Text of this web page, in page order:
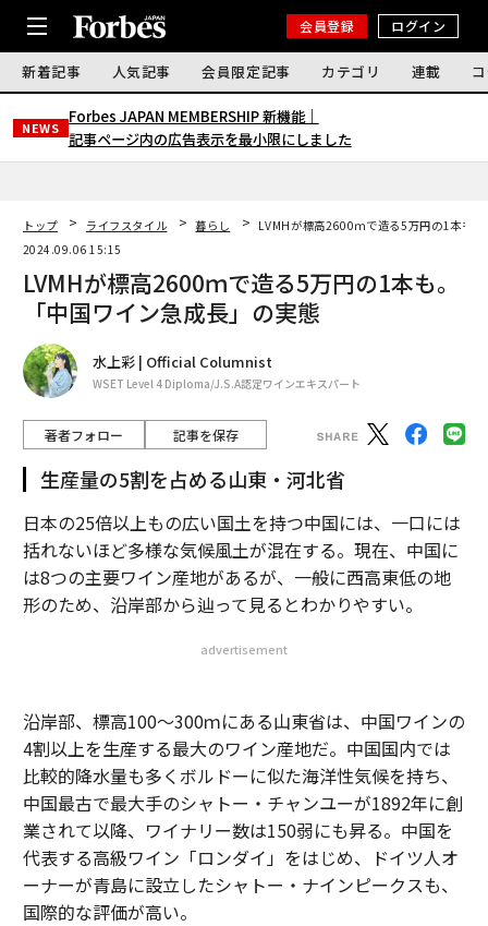
会員登録 ログイン
新着記事 人気記事 会員限定記事 カテゴリ 連載
NEWS
Forbes JAPAN MEMBERSHIP 新機能｜
記事ページ内の広告表示を最小限にしました
トップ ライフスタイル 暮らし
LVMHが標高2600ｍで造る5万円の1本も
2024.09.06 15:15
LVMHが標高2600ｍで造る5万円の1本も。
「中国ワイン急成長」の実態
水上彩 | Official Columnist
WSET Level 4 Diploma/J.S.A認定ワインエキスパート
著者フォロー 記事を保存
生産量の5割を占める山東・河北省
日本の25倍以上もの広い国土を持つ中国には、一口には
括れないほど多様な気候風土が混在する。現在、中国に
は8つの主要ワイン産地があるが、一般に西高東低の地
形のため、沿岸部から辿って見るとわかりやすい。
advertisement
沿岸部、標高100～300ｍにある山東省は、中国ワインの
4割以上を生産する最大のワイン産地だ。中国国内では
比較的降水量も多くボルドーに似た海洋性気候を持ち、
中国最古で最大手のシャトー・チャンユーが1892年に創
業されて以降、ワイナリー数は150弱にも昇る。中国を
代表する高級ワイン「ロンダイ」をはじめ、ドイツ人オ
ーナーが青島に設立したシャトー・ナインピークスも、
国際的な評価が高い。